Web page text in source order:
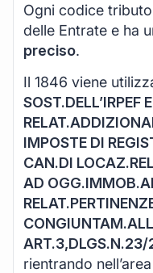
Ogni codice
delle Entrate e ha
preciso.
Il 1846 viene
SOST.DELL’IRPEF
IMPOSTE DI
CAN.DI
AD
ART.3,DLGS.N.23/
rientrando